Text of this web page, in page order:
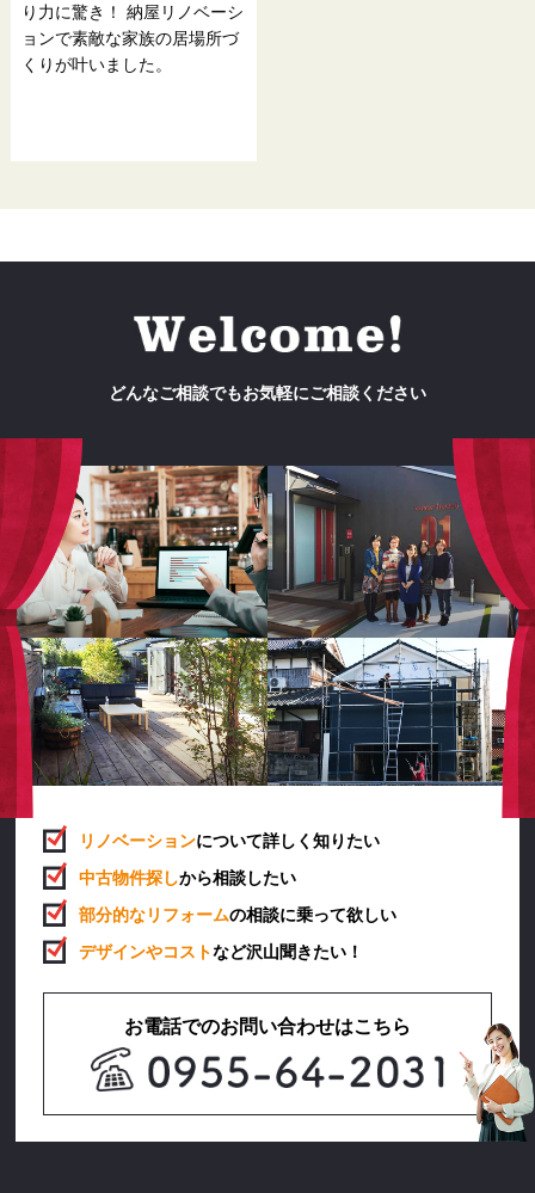
り力に驚き！ 納屋リノベーシ
ョンで素敵な家族の居場所づ
くりが叶いました。
どんなご相談でもお気軽にご相談ください
リノベーションについて詳しく知りたい
中古物件探しから相談したい
部分的なリフォームの相談に乗って欲しい
デザインやコストなど沢山聞きたい！
お電話でのお問い合わせはこちら